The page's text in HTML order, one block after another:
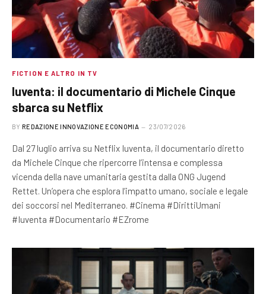
FICTION E ALTRO IN TV
Iuventa: il documentario di Michele Cinque
sbarca su Netflix
BY REDAZIONE INNOVAZIONE ECONOMIA 23/07/2026
Dal 27 luglio arriva su Netflix Iuventa, il documentario diretto
da Michele Cinque che ripercorre l’intensa e complessa
vicenda della nave umanitaria gestita dalla ONG Jugend
Rettet. Un’opera che esplora l’impatto umano, sociale e legale
dei soccorsi nel Mediterraneo. #Cinema #DirittiUmani
#Iuventa #Documentario #EZrome